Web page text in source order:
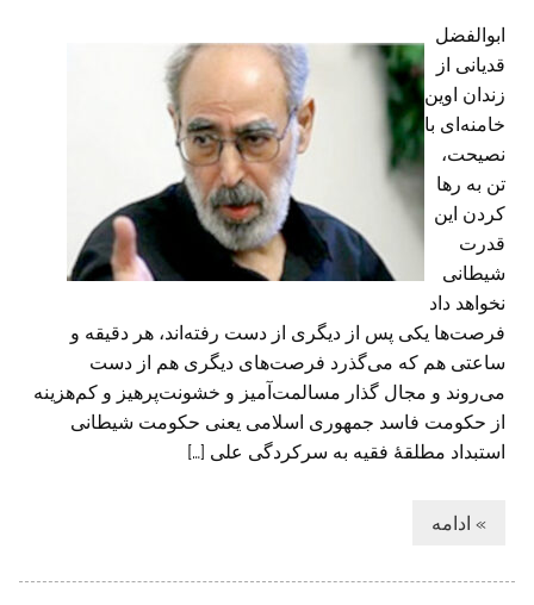
ابوالفضل
قدیانی از
زندان اوین
خامنه‌ای با
نصیحت،
تن به رها
کردن این
قدرت
شیطانی
نخواهد داد
فرصت‌ها یکی پس از دیگری از دست رفته‌اند، هر دقیقه و
ساعتی هم که می‌گذرد فرصت‌های دیگری هم از دست
می‌روند و مجال گذار مسالمت‌آمیز و خشونت‌پرهیز و کم‌هزینه
از حکومت فاسد جمهوری اسلامی یعنی حکومت شیطانی
استبداد مطلقهٔ فقیه به سرکردگی علی […]
» ادامه